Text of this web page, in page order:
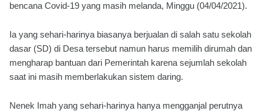
bencana Covid-19 yang masih melanda, Minggu (04/04/2021).
Ia yang sehari-harinya biasanya berjualan di salah satu sekolah
dasar (SD) di Desa tersebut namun harus memilih dirumah dan
mengharap bantuan dari Pemerintah karena sejumlah sekolah
saat ini masih memberlakukan sistem daring.
Nenek Imah yang sehari-harinya hanya mengganjal perutnya